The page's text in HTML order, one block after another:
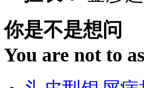
你是不是想问
You are not to